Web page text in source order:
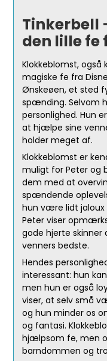
Tinkerbell
den lille fe
Klokkeblomst, også
magiske fe fra
Ønskeøen, et sted
spænding. Selvom
personlighed. Hun
at hjælpe sine
holder meget af.
Klokkeblomst er
muligt for Peter og
dem med at
spændende
hun være lidt
Peter viser
gode hjerte skinner
venners bedste.
Hendes
interessant: hun
men hun er også
viser, at selv små
og hun minder os
og fantasi.
hjælpsom fe, men
barndommen og